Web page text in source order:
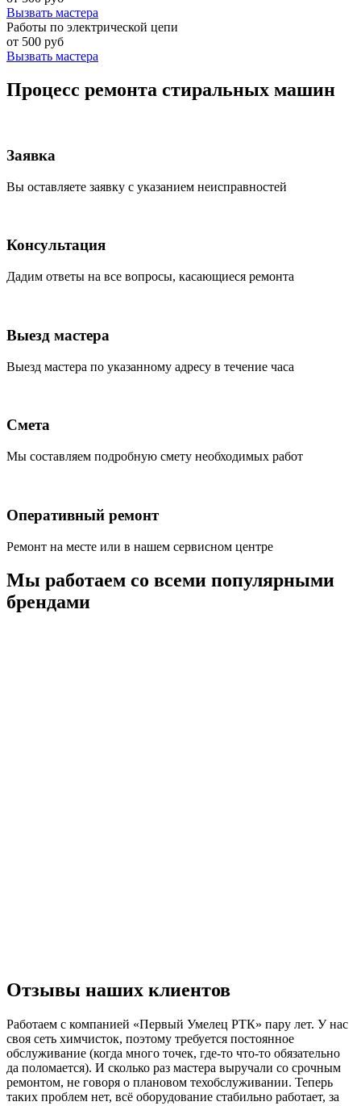
Вызвать мастера
Работы по электрической цепи
от 500 руб
Вызвать мастера
Процесс ремонта стиральных машин
Заявка
Вы оставляете заявку с указанием неисправностей
Консультация
Дадим ответы на все вопросы, касающиеся ремонта
Выезд мастера
Выезд мастера по указанному адресу в течение часа
Смета
Мы составляем подробную смету необходимых работ
Оперативный ремонт
Ремонт на месте или в нашем сервисном центре
Мы работаем со всеми популярными
брендами
Отзывы наших клиентов
Работаем с компанией «Первый Умелец РТК» пару лет. У нас
своя сеть химчисток, поэтому требуется постоянное
обслуживание (когда много точек, где-то что-то обязательно
да поломается). И сколько раз мастера выручали со срочным
ремонтом, не говоря о плановом техобслуживании. Теперь
таких проблем нет, всё оборудование стабильно работает, за